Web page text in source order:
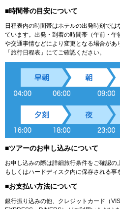
■時間帯の目安について
日程表内の時間帯はホテルの出発時刻で
ています。出発・到着の時間帯（午前・
や交通事情などにより変更となる場合が
「旅行日程表」にてご確認ください。
■ツアーのお申し込みについて
お申し込みの際は詳細旅行条件をご確認の
もしくはハードディスク内に保存される事
■お支払い方法について
銀行振り込みの他、クレジットカード（